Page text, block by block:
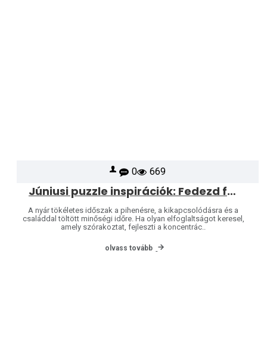
0 669
Júniusi puzzle inspirációk: Fedezd fel a Heye és Jumbo világát
A nyár tökéletes időszak a pihenésre, a kikapcsolódásra és a
családdal töltött minőségi időre. Ha olyan elfoglaltságot keresel,
amely szórakoztat, fejleszti a koncentrác..
olvass tovább